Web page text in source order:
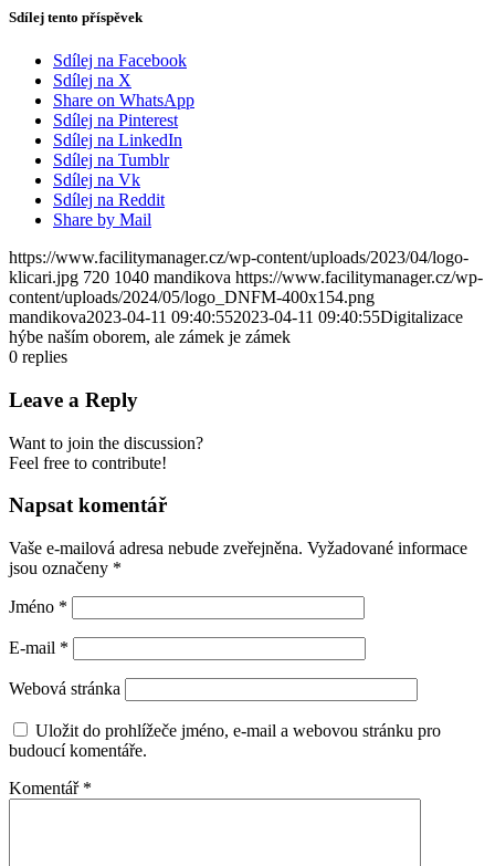
Sdílej tento příspěvek
Sdílej na Facebook
Sdílej na X
Share on WhatsApp
Sdílej na Pinterest
Sdílej na LinkedIn
Sdílej na Tumblr
Sdílej na Vk
Sdílej na Reddit
Share by Mail
https://www.facilitymanager.cz/wp-content/uploads/2023/04/logo-
klicari.jpg 720 1040 mandikova https://www.facilitymanager.cz/wp-
content/uploads/2024/05/logo_DNFM-400x154.png
mandikova2023-04-11 09:40:552023-04-11 09:40:55Digitalizace
hýbe naším oborem, ale zámek je zámek
0 replies
Leave a Reply
Want to join the discussion?
Feel free to contribute!
Napsat komentář
Vaše e-mailová adresa nebude zveřejněna. Vyžadované informace
jsou označeny *
Jméno *
E-mail *
Webová stránka
Uložit do prohlížeče jméno, e-mail a webovou stránku pro
budoucí komentáře.
Komentář *